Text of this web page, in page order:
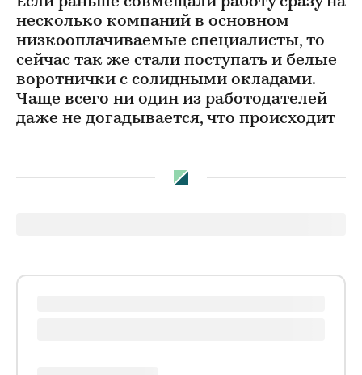
несколько компаний в основном
низкооплачиваемые специалисты, то
сейчас так же стали поступать и белые
воротнички с солидными окладами.
Чаще всего ни один из работодателей
даже не догадывается, что происходит